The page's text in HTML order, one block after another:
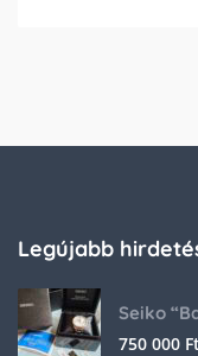
Legújabb
750 000 Ft